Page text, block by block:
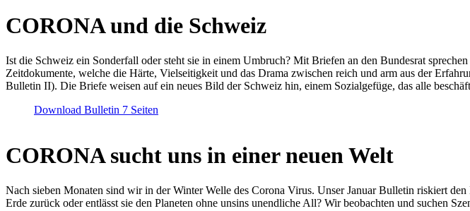
CORONA und die Schweiz
Ist die Schweiz ein Sonderfall oder steht sie in einem Umbruch? Mit Briefen an den Bundesrat
Zeitdokumente, welche die Härte, Vielseitigkeit und das Drama zwischen reich und arm aus der
Bulletin II). Die Briefe weisen auf ein neues Bild der Schweiz hin, einem Sozialgefüge, das alle
Download Bulletin 7 Seiten
CORONA sucht uns in einer neuen Welt
Nach sieben Monaten sind wir in der Winter Welle des Corona Virus. Unser Januar Bulletin riskiert
Erde zurück oder entlässt sie den Planeten ohne unsins unendliche All? Wir beobachten und suchen